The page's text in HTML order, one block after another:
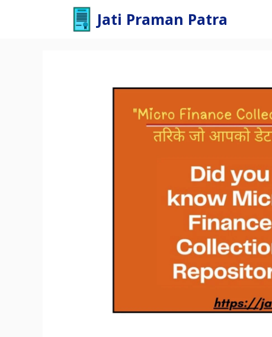
Jati Praman Patra